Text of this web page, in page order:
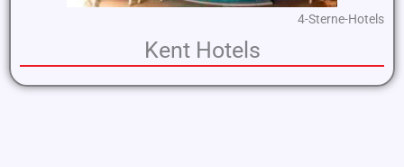
4-Sterne-Hotels
Kent Hotels